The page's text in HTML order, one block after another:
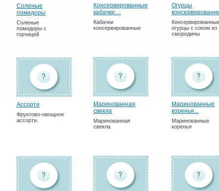
Соленые
помидоры
Соленые
помидоры с
горчицей
Консервированные
кабачки....
Кабачки
консервированные
Огурцы
Консервированные
огурцы с соком из
смородины
Ассорти
Фруктово-овощное
ассорти.
Маринованная
свекла
Маринованная
свекла
Маринованные
коренья...
Маринованные
коренья